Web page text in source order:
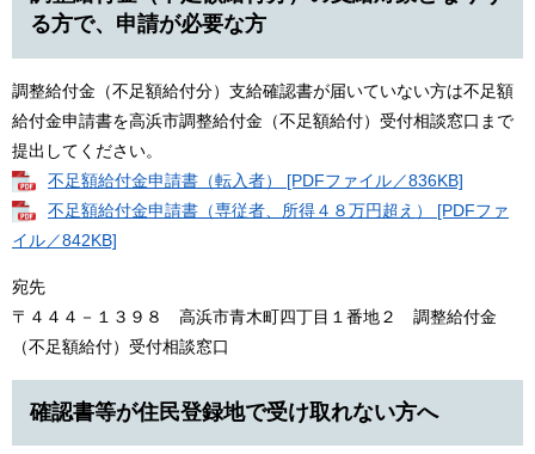
る方で、申請が必要な方
調整給付金（不足額給付分）支給確認書が届いていない方は不足額
給付金申請書を高浜市調整給付金（不足額給付）受付相談窓口まで
提出してください。
不足額給付金申請書（転入者） [PDFファイル／836KB]
不足額給付金申請書（専従者、所得４８万円超え） [PDFファ
イル／842KB]
宛先
〒４４４－１３９８ 高浜市青木町四丁目１番地２ 調整給付金
（不足額給付）受付相談窓口
確認書等が住民登録地で受け取れない方へ